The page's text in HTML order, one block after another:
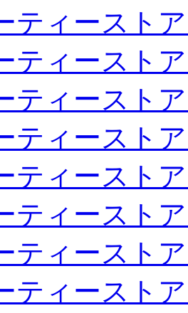
ティースト
ティースト
ティースト
ティースト
ティースト
ティースト
ティースト
ティースト